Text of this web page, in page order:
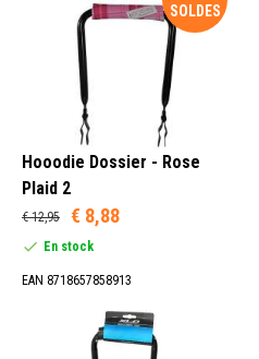
SOLDES
Hooodie Dossier - Rose
Plaid 2
€ 12,95 € 8,88
En stock
EAN 8718657858913